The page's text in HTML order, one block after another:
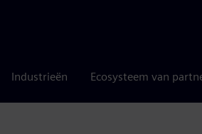
Industrieën Ecosysteem van